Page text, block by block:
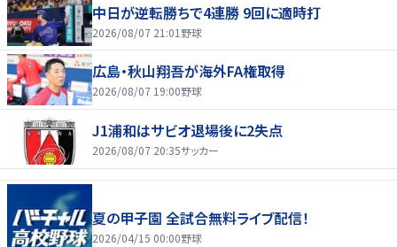
中日が逆転勝ちで4連勝 9回に適時打
2026/08/07 21:01 野球
広島・秋山翔吾が海外FA権取得
2026/08/07 19:00野球
J1浦和はサビオ退場後に2失点
2026/08/07 20:35サッカー
夏の甲子園 全試合無料ライブ配信！
2026/04/15 00:00野球